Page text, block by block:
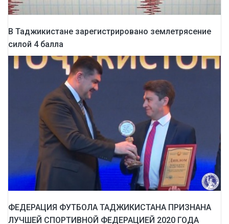
В Таджикистане зарегистрировано землетрясение
силой 4 балла
ФЕДЕРАЦИЯ ФУТБОЛА ТАДЖИКИСТАНА ПРИЗНАНА
ЛУЧШЕЙ СПОРТИВНОЙ ФЕДЕРАЦИЕЙ 2020 ГОДА